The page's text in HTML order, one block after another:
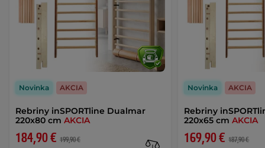
Rebriny inSPORTline Dualmar
220x80 cm AKCIA
184,90 € 199,90 €
Novinka AKCIA
Rebriny
220x65 cmAKCIA
169,90 € 187,90 €
Novinka AKCIA